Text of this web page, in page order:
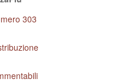
303